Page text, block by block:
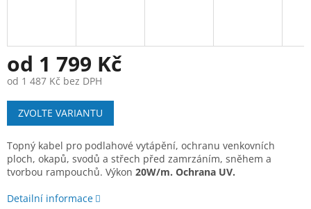
od 1 799 Kč
od 1 487 Kč bez DPH
Měrná
cena:
ZVOLTE VARIANTU
Topný kabel pro podlahové vytápění, ochranu venkovních
ploch, okapů, svodů a střech před zamrzáním, sněhem a
tvorbou rampouchů. Výkon 20W/m. Ochrana UV.
Detailní informace